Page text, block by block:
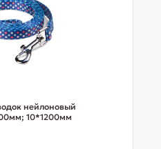
нейлоновый
10*1200мм